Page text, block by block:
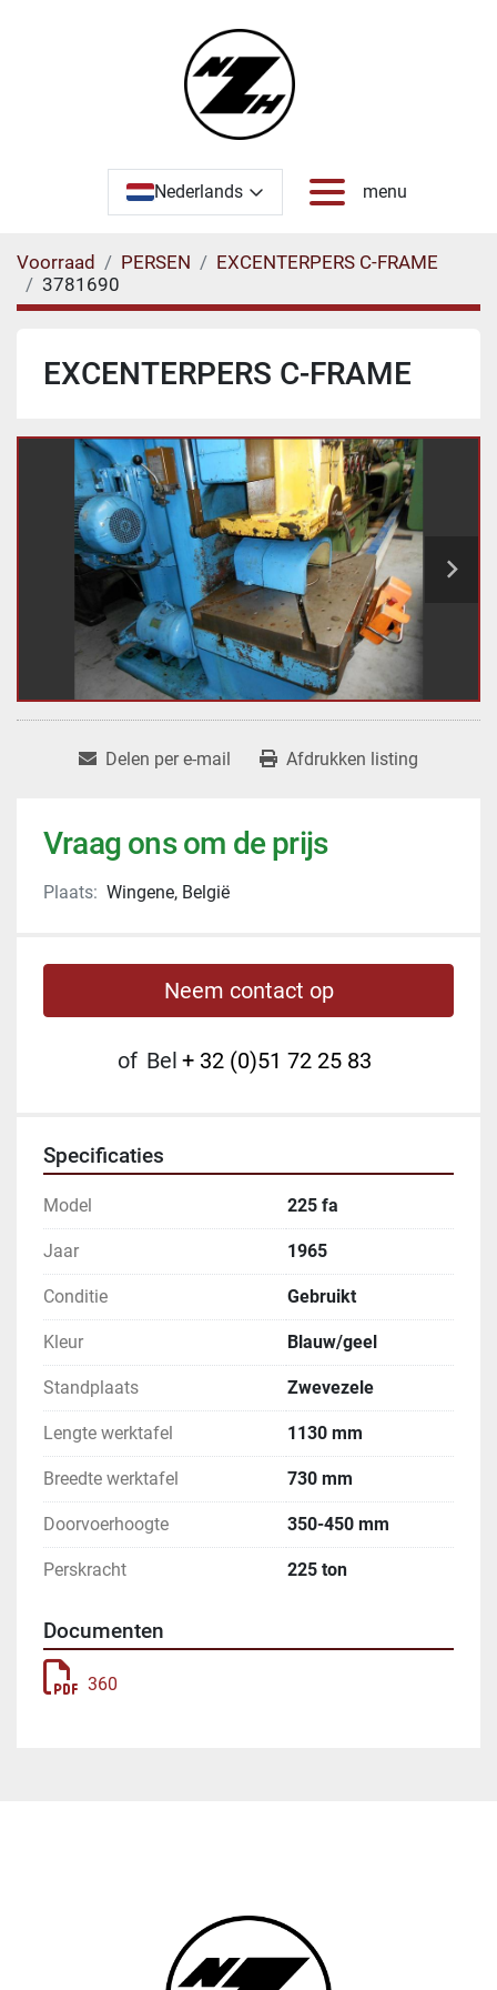
Nederlands menu
Voorraad PERSEN
EXCENTERPERS C-FRAME
3781690
EXCENTERPERS C-FRAME
Delen per e-mail Afdrukken listing
Vraag ons om de prijs
Plaats: Wingene, België
Neem contact op
of Bel + 32 (0)51 72 25 83
Specificaties
Model 225 fa
Jaar 1965
Conditie Gebruikt
Kleur Blauw/geel
Standplaats Zwevezele
Lengte werktafel 1130 mm
Breedte werktafel 730 mm
Doorvoerhoogte 350-450 mm
Perskracht 225 ton
Documenten
360